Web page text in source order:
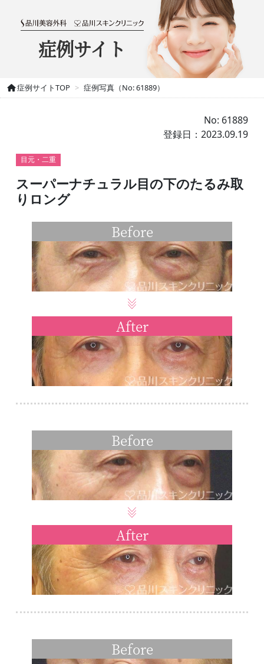
症例サイト
症例サイトTOP 症例写真（No: 61889）
No: 61889
登録日：2023.09.19
目元・二重
スーパーナチュラル目の下のたるみ取
りロング
Before
After
Before
After
Before